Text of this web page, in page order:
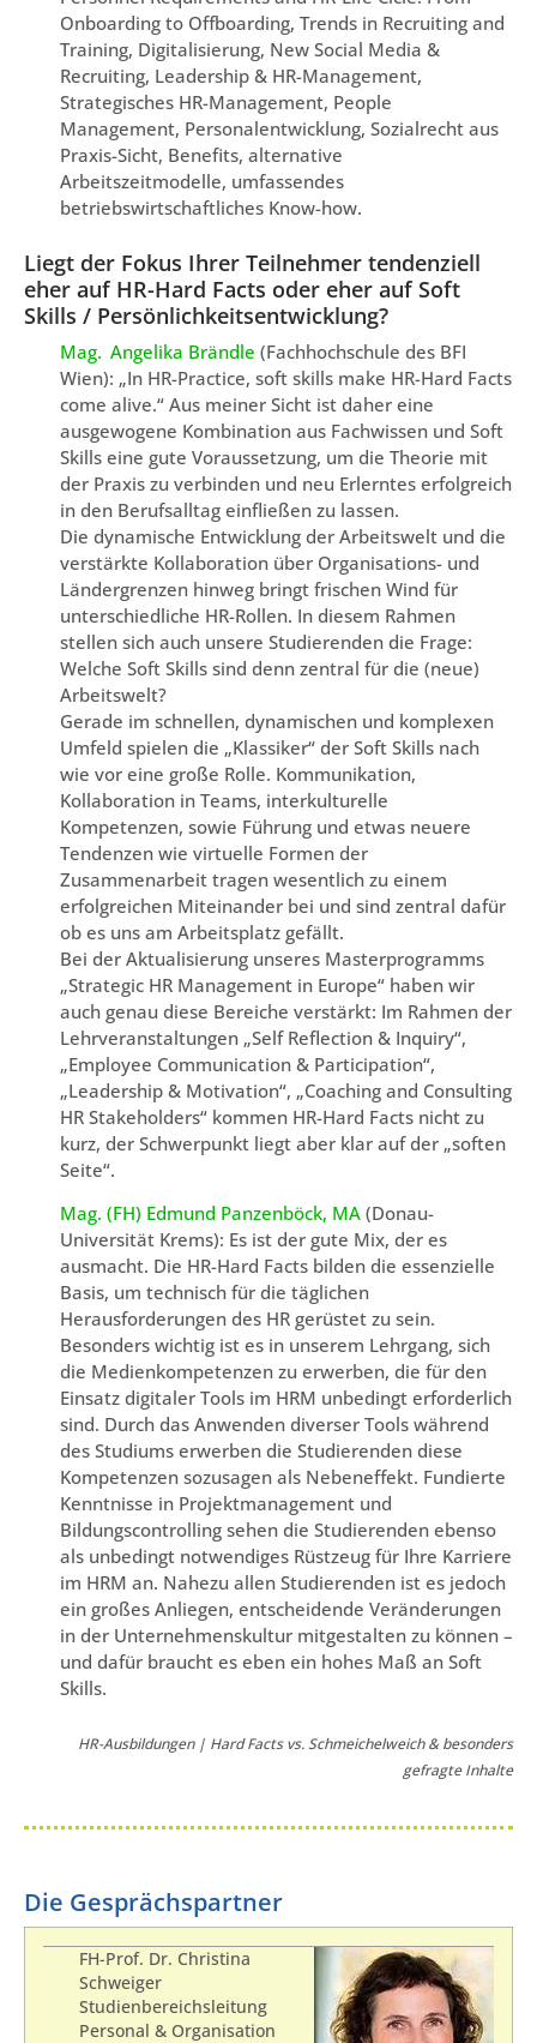
Onboarding to Offboarding, Trends in Recruiting and
Training, Digitalisierung, New Social Media &
Recruiting, Leadership & HR-Management,
Strategisches HR-Management, People
Management, Personalentwicklung, Sozialrecht aus
Praxis-Sicht, Benefits, alternative
Arbeitszeitmodelle, umfassendes
betriebswirtschaftliches Know-how.
Liegt der Fokus Ihrer Teilnehmer tendenziell
eher auf HR-Hard Facts oder eher auf Soft
Skills / Persönlichkeitsentwicklung?
Mag. Angelika Brändle (Fachhochschule des BFI
Wien): „In HR-Practice, soft skills make HR-Hard Facts
come alive.“ Aus meiner Sicht ist daher eine
ausgewogene Kombination aus Fachwissen und Soft
Skills eine gute Voraussetzung, um die Theorie mit
der Praxis zu verbinden und neu Erlerntes erfolgreich
in den Berufsalltag einfließen zu lassen.
Die dynamische Entwicklung der Arbeitswelt und die
verstärkte Kollaboration über Organisations- und
Ländergrenzen hinweg bringt frischen Wind für
unterschiedliche HR-Rollen. In diesem Rahmen
stellen sich auch unsere Studierenden die Frage:
Welche Soft Skills sind denn zentral für die (neue)
Arbeitswelt?
Gerade im schnellen, dynamischen und komplexen
Umfeld spielen die „Klassiker“ der Soft Skills nach
wie vor eine große Rolle. Kommunikation,
Kollaboration in Teams, interkulturelle
Kompetenzen, sowie Führung und etwas neuere
Tendenzen wie virtuelle Formen der
Zusammenarbeit tragen wesentlich zu einem
erfolgreichen Miteinander bei und sind zentral dafür
ob es uns am Arbeitsplatz gefällt.
Bei der Aktualisierung unseres Masterprogramms
„Strategic HR Management in Europe“ haben wir
auch genau diese Bereiche verstärkt: Im Rahmen der
Lehrveranstaltungen „Self Reflection & Inquiry“,
„Employee Communication & Participation“,
„Leadership & Motivation“, „Coaching and Consulting
HR Stakeholders“ kommen HR-Hard Facts nicht zu
kurz, der Schwerpunkt liegt aber klar auf der „soften
Seite“.
Mag. (FH) Edmund Panzenböck, MA (Donau-
Universität Krems): Es ist der gute Mix, der es
ausmacht. Die HR-Hard Facts bilden die essenzielle
Basis, um technisch für die täglichen
Herausforderungen des HR gerüstet zu sein.
Besonders wichtig ist es in unserem Lehrgang, sich
die Medienkompetenzen zu erwerben, die für den
Einsatz digitaler Tools im HRM unbedingt erforderlich
sind. Durch das Anwenden diverser Tools während
des Studiums erwerben die Studierenden diese
Kompetenzen sozusagen als Nebeneffekt. Fundierte
Kenntnisse in Projektmanagement und
Bildungscontrolling sehen die Studierenden ebenso
als unbedingt notwendiges Rüstzeug für Ihre Karriere
im HRM an. Nahezu allen Studierenden ist es jedoch
ein großes Anliegen, entscheidende Veränderungen
in der Unternehmenskultur mitgestalten zu können –
und dafür braucht es eben ein hohes Maß an Soft
Skills.
HR-Ausbildungen | Hard Facts vs. Schmeichelweich & besonders
gefragte Inhalte
Die Gesprächspartner
FH-Prof. Dr. Christina
Schweiger
Studienbereichsleitung
Personal & Organisation